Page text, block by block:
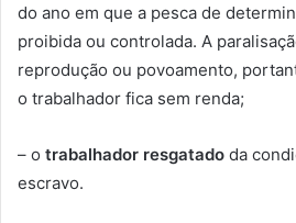
do ano em que a pesca de
proibida ou controlada. A
reprodução ou povoamento,
o trabalhador fica sem renda;
– o trabalhador resgatado da
escravo.